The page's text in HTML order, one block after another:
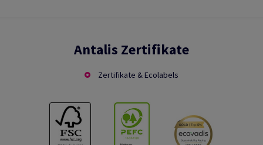
Antalis Zertifikate
Zertifikate & Ecolabels